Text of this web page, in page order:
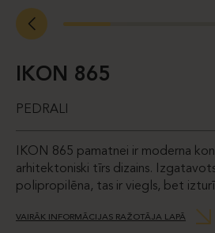
IKON 865
PEDRALI
IKON 865 pamatnei ir moderna
arhitektoniski tīrs dizains.
polipropilēna, tas ir viegls, bet
VAIRĀK INFORMĀCIJAS RAŽOTĀJA LAPĀ